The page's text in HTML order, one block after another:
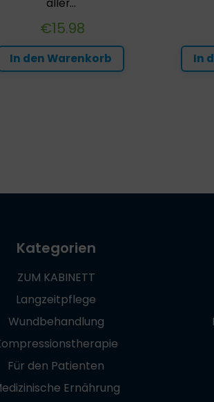
aller...
€15.98
In den Warenkorb In
Kategorien
ZUM KABINETT
Langzeitpflege
Wundbehandlung
Für den Patienten
Ernährung